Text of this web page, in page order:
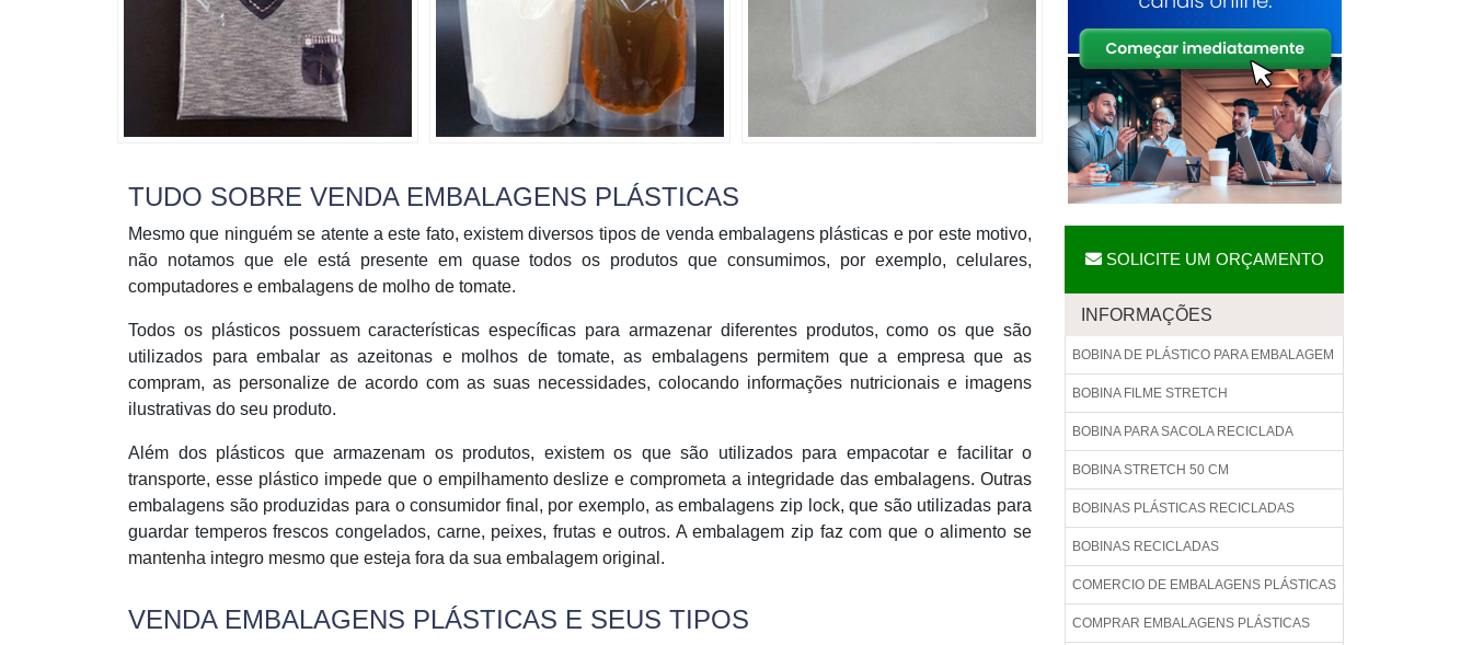
TUDO SOBRE VENDA EMBALAGENS PLÁSTICAS
Mesmo que ninguém se atente a este fato, existem diversos tipos de venda embalagens plásticas e por este motivo,
não notamos que ele está presente em quase todos os produtos que consumimos, por exemplo, celulares,
computadores e embalagens de molho de tomate.
Todos os plásticos possuem características específicas para armazenar diferentes produtos, como os que são
utilizados para embalar as azeitonas e molhos de tomate, as embalagens permitem que a empresa que as
compram, as personalize de acordo com as suas necessidades, colocando informações nutricionais e imagens
ilustrativas do seu produto.
Além dos plásticos que armazenam os produtos, existem os que são utilizados para empacotar e facilitar o
transporte, esse plástico impede que o empilhamento deslize e comprometa a integridade das embalagens. Outras
embalagens são produzidas para o consumidor final, por exemplo, as embalagens zip lock, que são utilizadas para
guardar temperos frescos congelados, carne, peixes, frutas e outros. A embalagem zip faz com que o alimento se
mantenha integro mesmo que esteja fora da sua embalagem original.
VENDA EMBALAGENS PLÁSTICAS E SEUS TIPOS
SOLICITE UM ORÇAMENTO
INFORMAÇÕES
BOBINA DE PLÁSTICO PARA EMBALAGEM
BOBINA FILME STRETCH
BOBINA PARA SACOLA RECICLADA
BOBINA STRETCH 50 CM
BOBINAS PLÁSTICAS RECICLADAS
BOBINAS RECICLADAS
COMERCIO DE EMBALAGENS PLÁSTICAS
COMPRAR EMBALAGENS PLÁSTICAS